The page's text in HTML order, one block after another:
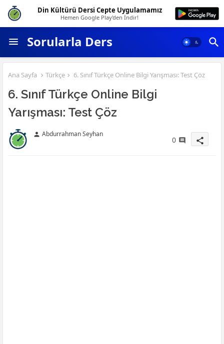
Sorularla Ders
Ana Sayfa Türkçe 6. Sınıf Türkçe Online Bilgi Yarışması: Test Çöz
6. Sınıf Türkçe Online Bilgi
Yarışması: Test Çöz
person Abdurrahman Seyhan
0 share
Din Kültürü Dersi Cepte Uygulamamız
Hemen Google Play'den İndir!